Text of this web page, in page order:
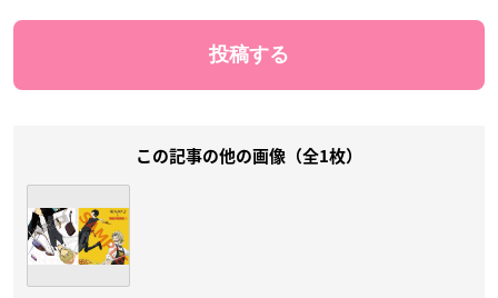
この記事の他の画像（全1枚）